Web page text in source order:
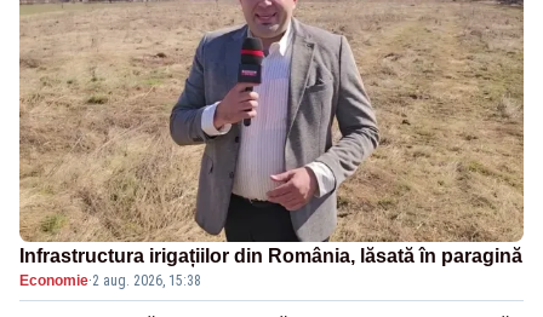
Infrastructura irigațiilor din România, lăsată în paragină
Economie·2 aug. 2026, 15:38